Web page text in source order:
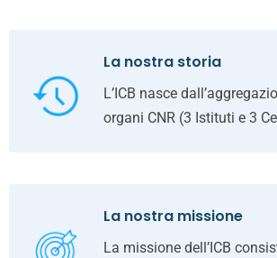
La nostra storia
L’ICB nasce
organi CNR (3 Istituti e 3
La nostra missione
La missione dell’ICB